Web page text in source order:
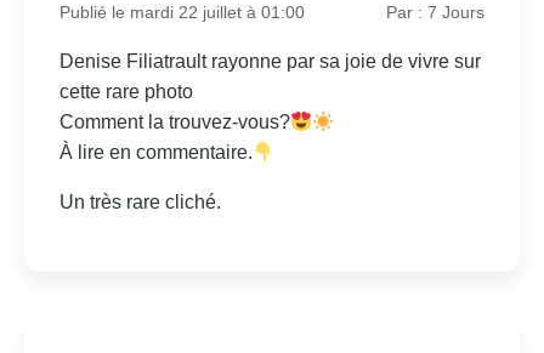
Publié le mardi 22 juillet à 01:00 Par : 7 Jours
Denise Filiatrault rayonne par sa joie de vivre sur
cette rare photo
Comment la trouvez-vous?
À lire en commentaire.
Un très rare cliché.